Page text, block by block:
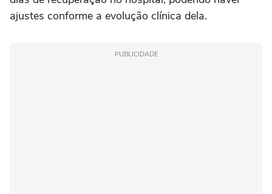
ajustes conforme a evolução clínica dela.
PUBLICIDADE